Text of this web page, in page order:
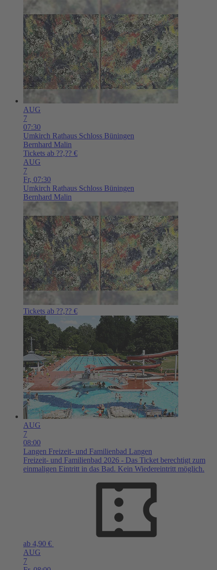
AUG
7
07:30
Umkirch Rathaus Schloss Büningen
Bernhard Malin
Tickets ab ??,?? €
AUG
7
Fr, 07:30
Umkirch Rathaus Schloss Büningen
Bernhard Malin
Tickets ab ??,?? €
AUG
7
08:00
Langen Freizeit- und Familienbad Langen
Freizeit- und Familienbad 2026 - Das Ticket berechtigt zum
einmaligen Eintritt in das Bad. Kein Wiedereintritt möglich.
ab 4,90 €
AUG
7